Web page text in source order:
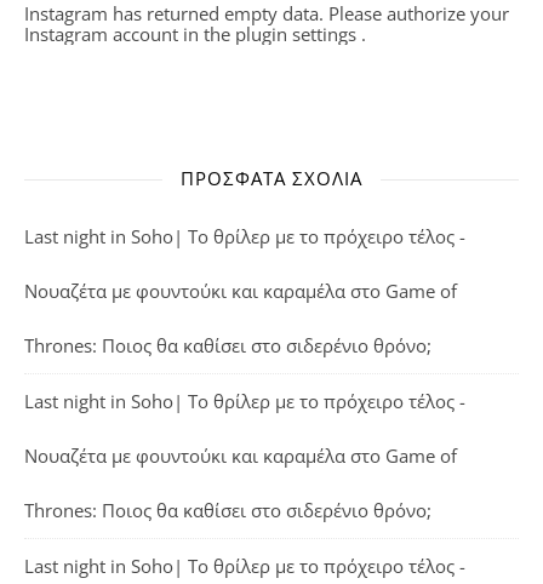
Instagram has returned empty data. Please authorize your
Instagram account in the plugin settings .
ΠΡΌΣΦΑΤΑ ΣΧΌΛΙΑ
Last night in Soho| Το θρίλερ με το πρόχειρο τέλος -
Νουαζέτα με φουντούκι και καραμέλα στο Game of
Thrones: Ποιος θα καθίσει στο σιδερένιο θρόνο;
Last night in Soho| Το θρίλερ με το πρόχειρο τέλος -
Νουαζέτα με φουντούκι και καραμέλα στο Game of
Thrones: Ποιος θα καθίσει στο σιδερένιο θρόνο;
Last night in Soho| Το θρίλερ με το πρόχειρο τέλος -